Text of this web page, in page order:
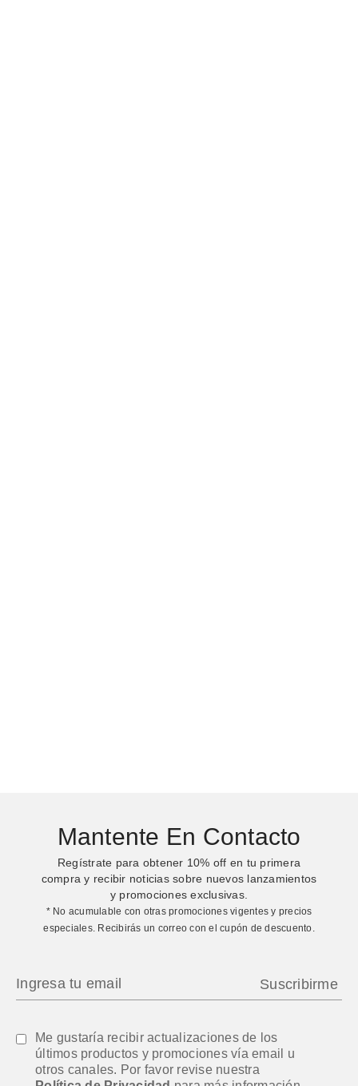
Mantente En Contacto
Regístrate para obtener 10% off en tu primera
compra y recibir noticias sobre nuevos lanzamientos
y promociones exclusivas.
* No acumulable con otras promociones vigentes y precios
especiales. Recibirás un correo con el cupón de descuento.
Me gustaría recibir actualizaciones de los
últimos productos y promociones vía email u
otros canales. Por favor revise nuestra